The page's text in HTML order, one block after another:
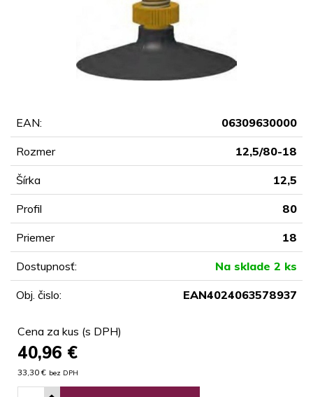
EAN: 06309630000
Rozmer 12,5/80-18
Šírka 12,5
Profil 80
Priemer 18
Dostupnosť: Na sklade 2 ks
Obj. čislo: EAN4024063578937
Cena za kus (s DPH)
40,96 €
33,30 € bez DPH